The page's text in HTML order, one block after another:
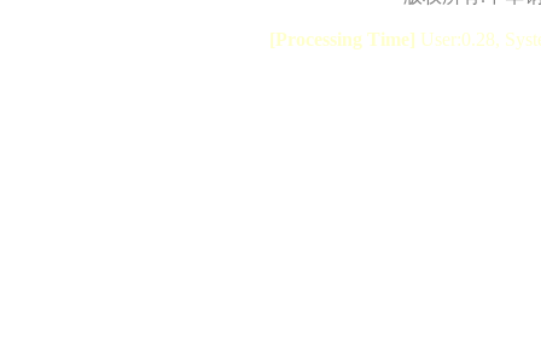
[Processing Time] User:0.28,